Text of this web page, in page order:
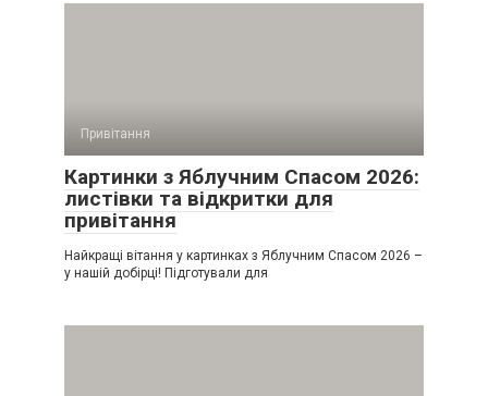
Привітання
Картинки з Яблучним Спасом 2026:
листівки та відкритки для
привітання
Найкращі вітання у картинках з Яблучним Спасом 2026 –
у нашій добірці! Підготували для